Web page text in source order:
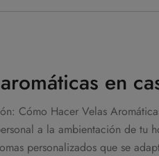
en
Cómo Hacer Velas
a la ambientación de tu
personalizados que se